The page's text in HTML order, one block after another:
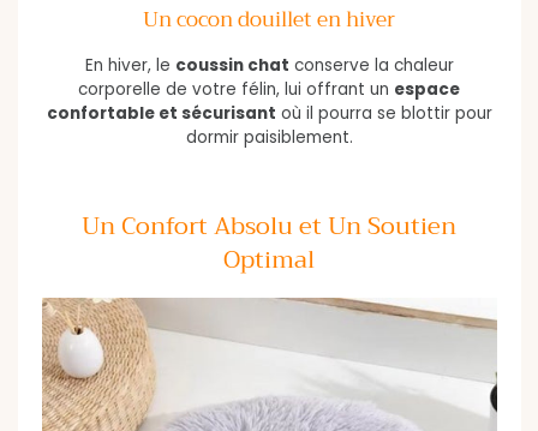
Un cocon douillet en hiver
En hiver, le coussin chat conserve la chaleur
corporelle de votre félin, lui offrant un espace
confortable et sécurisant où il pourra se blottir pour
dormir paisiblement.
Un Confort Absolu et Un Soutien
Optimal